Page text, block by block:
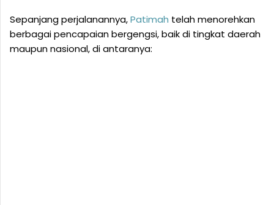
Sepanjang perjalanannya,Patimah telah menorehkan
berbagai pencapaian bergengsi, baik di tingkat daerah
maupun nasional, di antaranya: